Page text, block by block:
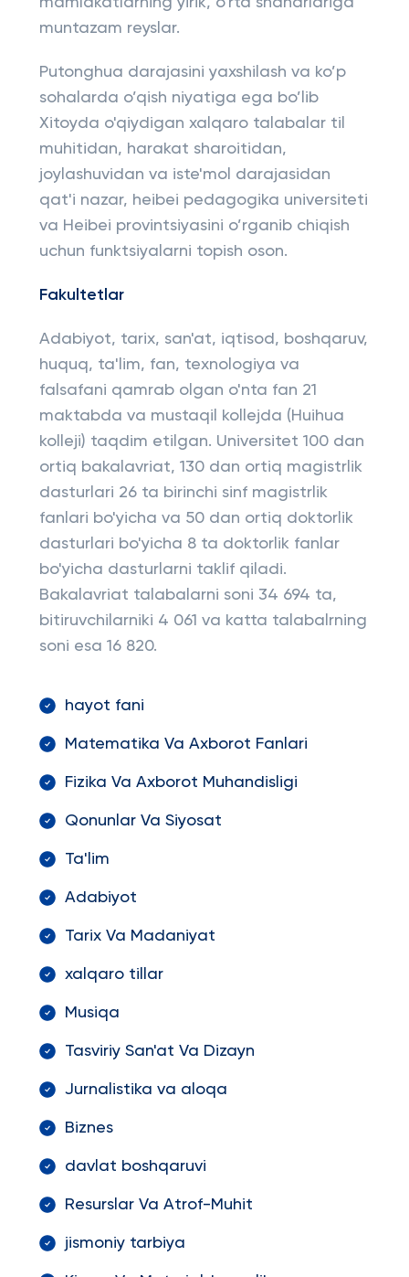
muntazam reyslar.
Putonghua darajasini yaxshilash va ko’p
sohalarda o’qish niyatiga ega bo’lib
Xitoyda o'qiydigan xalqaro talabalar til
muhitidan, harakat sharoitidan,
joylashuvidan va iste'mol darajasidan
qat'i nazar, heibei pedagogika universiteti
va Heibei provintsiyasini o’rganib chiqish
uchun funktsiyalarni topish oson.
Fakultetlar
Adabiyot, tarix, san'at, iqtisod, boshqaruv,
huquq, ta'lim, fan, texnologiya va
falsafani qamrab olgan o'nta fan 21
maktabda va mustaqil kollejda (Huihua
kolleji) taqdim etilgan. Universitet 100 dan
ortiq bakalavriat, 130 dan ortiq magistrlik
dasturlari 26 ta birinchi sinf magistrlik
fanlari bo'yicha va 50 dan ortiq doktorlik
dasturlari bo'yicha 8 ta doktorlik fanlar
bo'yicha dasturlarni taklif qiladi.
Bakalavriat talabalarni soni 34 694 ta,
bitiruvchilarniki 4 061 va katta talabalrning
soni esa 16 820.
hayot fani
Matematika Va Axborot Fanlari
Fizika Va Axborot Muhandisligi
Qonunlar Va Siyosat
Ta'lim
Adabiyot
Tarix Va Madaniyat
xalqaro tillar
Musiqa
Tasviriy San'at Va Dizayn
Jurnalistika va aloqa
Biznes
davlat boshqaruvi
Resurslar Va Atrof-Muhit
jismoniy tarbiya